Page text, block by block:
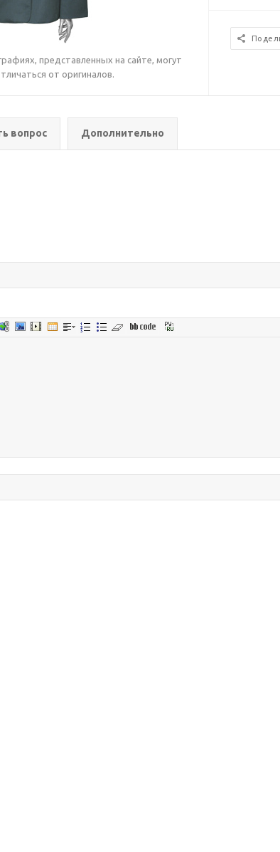
представленных на сайте, могут
от оригиналов.
вопрос Дополнительно